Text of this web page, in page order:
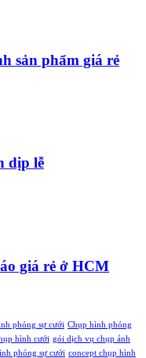
sản phẩm giá rẻ
dịp lễ
giá rẻ ở HCM
phóng sự cưới Chụp hình phóng
hình cưới gói dịch vụ chụp ảnh
phóng sự cưới concept chụp hình